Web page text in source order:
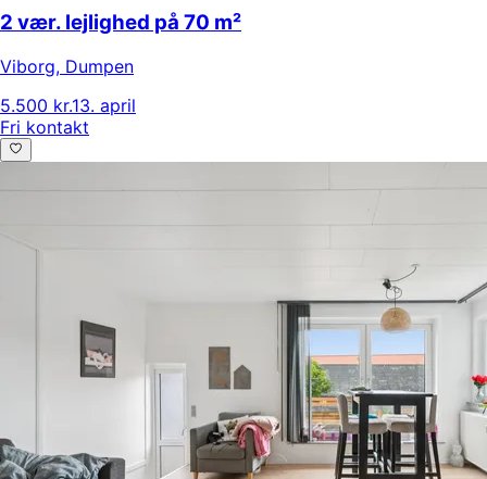
2 vær. lejlighed på 70 m²
Viborg, Dumpen
5.500 kr.13. april
Fri kontakt